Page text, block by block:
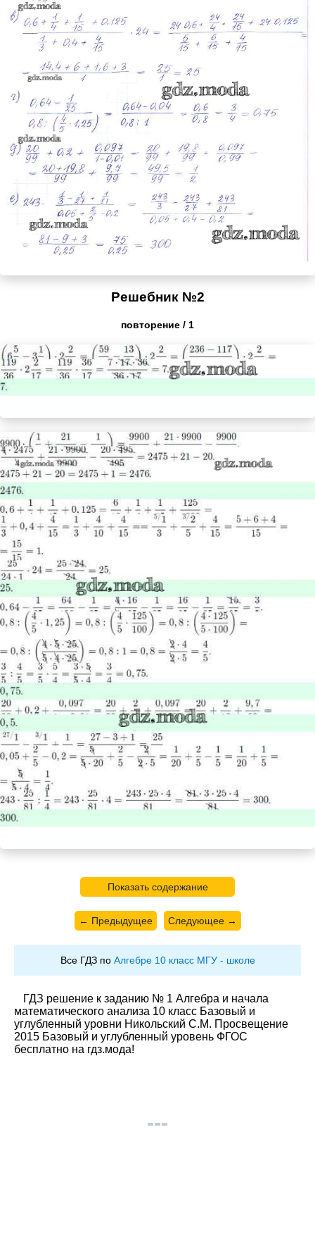
Решебник №2
повторение / 1
Показать содержание
← Предыдущее Следующее →
Все ГДЗ по Алгебре 10 класс МГУ - школе
ГДЗ решение к заданию № 1 Алгебра и начала
математического анализа 10 класс Базовый и
углубленный уровни Никольский С.М. Просвещение
2015 Базовый и углубленный уровень ФГОС
бесплатно на гдз.мода!